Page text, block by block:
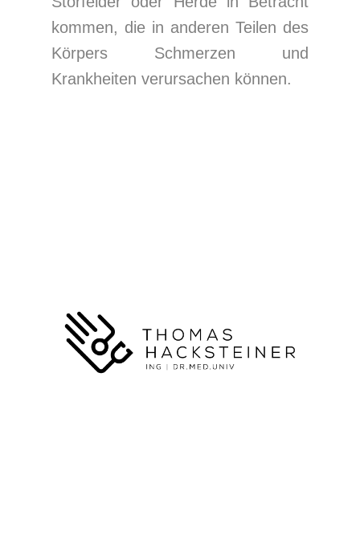
kommen, die in anderen Teilen des
Körpers Schmerzen und
Krankheiten verursachen können.